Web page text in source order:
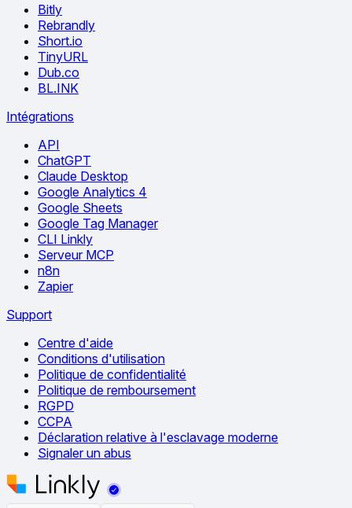
Bitly
Rebrandly
Short.io
TinyURL
Dub.co
BL.INK
Intégrations
API
ChatGPT
Claude Desktop
Google Analytics 4
Google Sheets
Google Tag Manager
CLI Linkly
Serveur MCP
n8n
Zapier
Support
Centre d'aide
Conditions d'utilisation
Politique de confidentialité
Politique de remboursement
RGPD
CCPA
Déclaration relative à l'esclavage moderne
Signaler un abus